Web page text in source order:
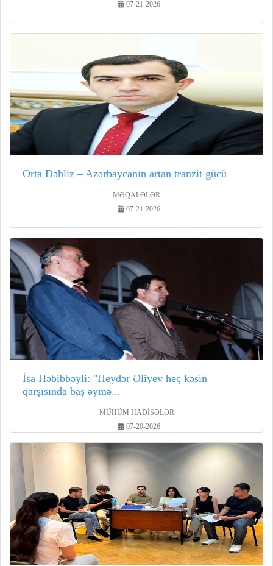
07-21-2026
Orta Dəhliz – Azərbaycanın artan tranzit gücü
MƏQALƏLƏR
07-21-2026
İsa Həbibbəyli: "Heydər Əliyev heç kəsin
qarşısında baş əymə...
MÜHÜM HADİSƏLƏR
07-20-2026